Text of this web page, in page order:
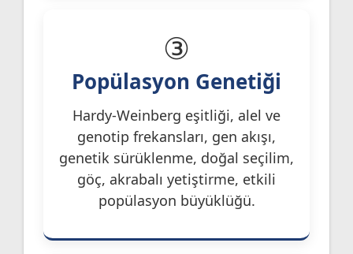
③
Popülasyon Genetiği
Hardy-Weinberg eşitliği, alel ve
genotip frekansları, gen akışı,
genetik sürüklenme, doğal seçilim,
göç, akrabalı yetiştirme, etkili
popülasyon büyüklüğü.